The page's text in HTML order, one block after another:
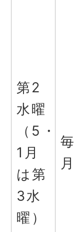
第2
水曜
（5・
1月
は第
3水
曜）